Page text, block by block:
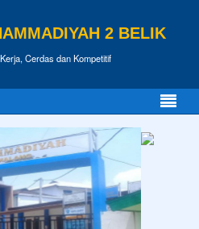
2 BELIK
Cerdas dan Kompetitif
Hari esok untuk orang-orang